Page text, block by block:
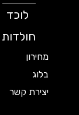
לוכד
חולדות
מחירון
בלוג
יצירת קשר